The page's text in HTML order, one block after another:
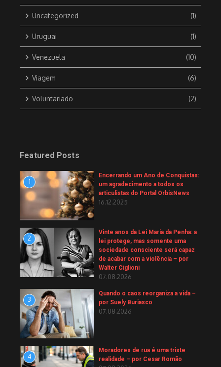
Uncategorized (1)
Uruguai (1)
Venezuela (10)
Viagem (6)
Voluntariado (2)
Featured Posts
1
Encerrando um Ano de Conquistas:
um agradecimento a todos os
articulistas do Portal OrbisNews
16.12.2025
2
Vinte anos da Lei Maria da Penha: a
lei protege, mas somente uma
sociedade consciente será capaz
de acabar com a violência – por
Walter Ciglioni
07.08.2026
3
Quando o caos reorganiza a vida –
por Suely Buriasco
07.08.2026
4
Moradores de rua é uma triste
realidade – por Cesar Romão